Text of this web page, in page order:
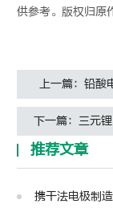
供参考。版权归原
上一篇：铅
下一篇：三元
推荐文章
携干法电极制造